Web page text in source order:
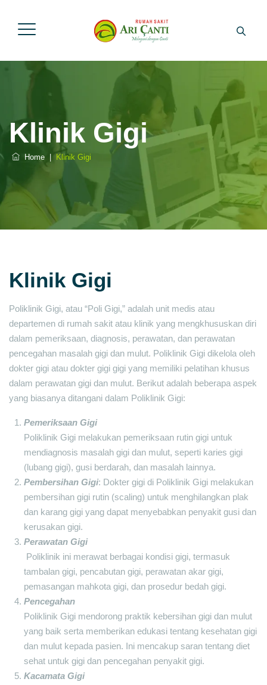
Klinik Gigi
Home Klinik Gigi
Klinik Gigi
Poliklinik Gigi, atau “Poli Gigi,” adalah unit medis atau
departemen di rumah sakit atau klinik yang mengkhususkan diri
dalam pemeriksaan, diagnosis, perawatan, dan perawatan
pencegahan masalah gigi dan mulut. Poliklinik Gigi dikelola oleh
dokter gigi atau dokter gigi gigi yang memiliki pelatihan khusus
dalam perawatan gigi dan mulut. Berikut adalah beberapa aspek
yang biasanya ditangani dalam Poliklinik Gigi:
Pemeriksaan Gigi
Poliklinik Gigi melakukan pemeriksaan rutin gigi untuk
mendiagnosis masalah gigi dan mulut, seperti karies gigi
(lubang gigi), gusi berdarah, dan masalah lainnya.
Pembersihan Gigi: Dokter gigi di Poliklinik Gigi melakukan
pembersihan gigi rutin (scaling) untuk menghilangkan plak
dan karang gigi yang dapat menyebabkan penyakit gusi dan
kerusakan gigi.
Perawatan Gigi
Poliklinik ini merawat berbagai kondisi gigi, termasuk
tambalan gigi, pencabutan gigi, perawatan akar gigi,
pemasangan mahkota gigi, dan prosedur bedah gigi.
Pencegahan
Poliklinik Gigi mendorong praktik kebersihan gigi dan mulut
yang baik serta memberikan edukasi tentang kesehatan gigi
dan mulut kepada pasien. Ini mencakup saran tentang diet
sehat untuk gigi dan pencegahan penyakit gigi.
Kacamata Gigi